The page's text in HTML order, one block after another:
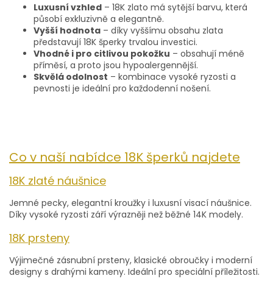
Luxusní vzhled – 18K zlato má sytější barvu, která
působí exkluzivně a elegantně.
Vyšší hodnota – díky vyššímu obsahu zlata
představují 18K šperky trvalou investici.
Vhodné i pro citlivou pokožku – obsahují méně
příměsí, a proto jsou hypoalergennější.
Skvělá odolnost – kombinace vysoké ryzosti a
pevnosti je ideální pro každodenní nošení.
Co v naší nabídce 18K šperků najdete
18K zlaté náušnice
Jemné pecky, elegantní kroužky i luxusní visací náušnice.
Díky vysoké ryzosti září výrazněji než běžné 14K modely.
18K prsteny
Výjimečné zásnubní prsteny, klasické obroučky i moderní
designy s drahými kameny. Ideální pro speciální příležitosti.